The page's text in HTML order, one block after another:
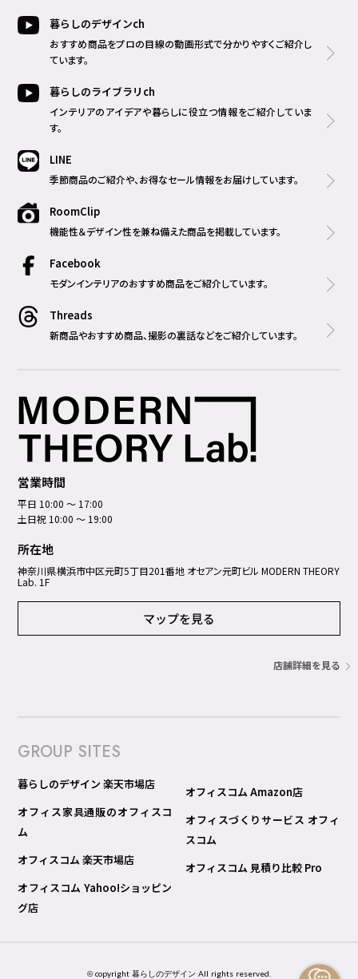
暮らしのデザインch
おすすめ商品をプロの目線の動画形式で分かりやすくご紹介し
ています。
暮らしのライブラリch
インテリアのアイデアや暮らしに役立つ情報をご紹介していま
す。
LINE
季節商品のご紹介や、お得なセール情報をお届けしています。
RoomClip
機能性＆デザイン性を兼ね備えた商品を掲載しています。
Facebook
モダンインテリアのおすすめ商品をご紹介しています。
Threads
新商品やおすすめ商品、撮影の裏話などをご紹介しています。
営業時間
平日 10:00 ～ 17:00
土日祝 10:00 ～ 19:00
所在地
神奈川県横浜市中区元町5丁⽬201番地 オセアン元町ビル MODERN THEORY
Lab. 1F
マップを見る
店舗詳細を見る
GROUP SITES
暮らしのデザイン 楽天市場店
オフィス家具通販のオフィスコ
ム
オフィスコム 楽天市場店
オフィスコム Yahoo!ショッピン
グ店
オフィスコム Amazon店
オフィスづくりサービス オフィ
スコム
オフィスコム 見積り比較 Pro
© copyright 暮らしのデザイン All rights reserved.